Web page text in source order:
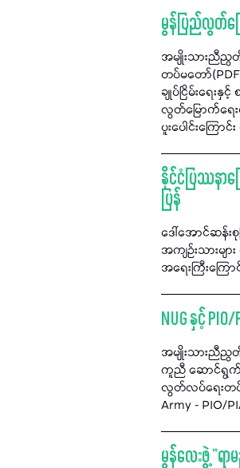
မွန်ပြည်လွတ်မြ
အမျိုးသားညီညွ
တပ်မတော်
ချုပ်ငြိမ်းရေ
လွတ်မြောက်ရေ
ပူးပေါင်းကြေ
နိုင်ငံပြဿနာဖ
ပြန်
ဒေါ်အောင်ဆန်း
အကျဉ်းသားမ
အရေးကြီးကြ
NUG နှင့်
အမျိုးသားညီညွတ်
ကူညီ ဆောင်ရွက်
လွတ်လပ်ရေးတပ်
Army - PIO/
မွန်လေးဖွဲ့ “ရာ